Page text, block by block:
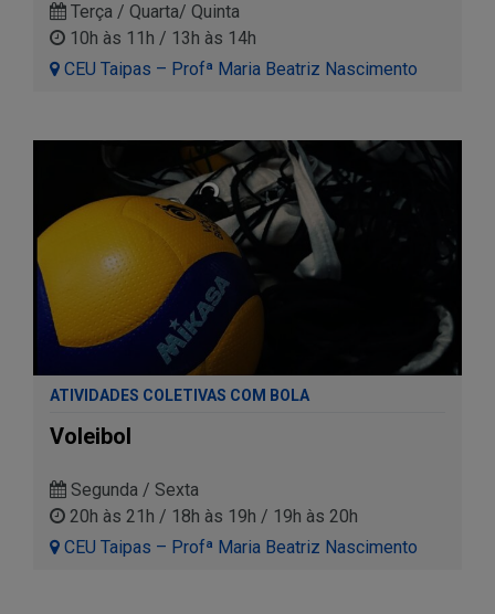
Terça / Quarta/ Quinta
10h às 11h / 13h às 14h
CEU Taipas – Profª Maria Beatriz Nascimento
ATIVIDADES COLETIVAS COM BOLA
Voleibol
Segunda / Sexta
20h às 21h / 18h às 19h / 19h às 20h
CEU Taipas – Profª Maria Beatriz Nascimento